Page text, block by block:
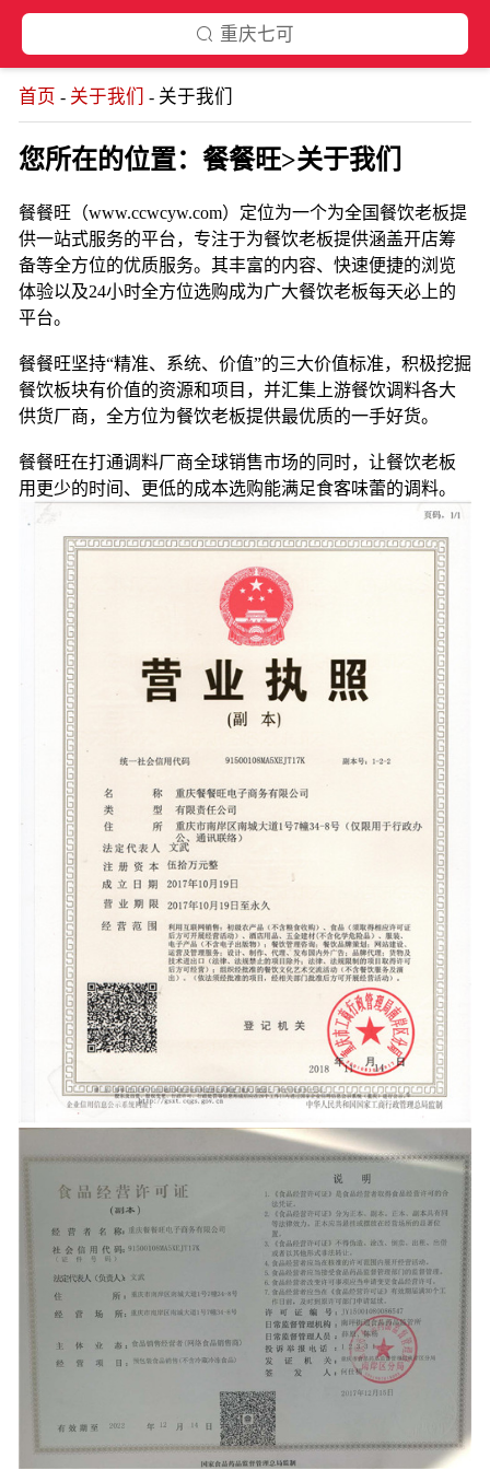
重庆七可
首页 - 关于我们 - 关于我们
您所在的位置：餐餐旺>关于我们
餐餐旺（www.ccwcyw.com）定位为一个为全国餐饮老板提
供一站式服务的平台，专注于为餐饮老板提供涵盖开店筹
备等全方位的优质服务。其丰富的内容、快速便捷的浏览
体验以及24小时全方位选购成为广大餐饮老板每天必上的
平台。
餐餐旺坚持“精准、系统、价值”的三大价值标准，积极挖掘
餐饮板块有价值的资源和项目，并汇集上游餐饮调料各大
供货厂商，全方位为餐饮老板提供最优质的一手好货。
餐餐旺在打通调料厂商全球销售市场的同时，让餐饮老板
用更少的时间、更低的成本选购能满足食客味蕾的调料。